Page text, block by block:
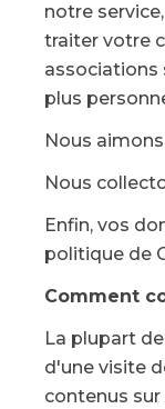
notre
traiter votre
associations
plus
Nous
Nous
Enfin, vos
politique de
Comment
La plupart
d'une visite
contenus